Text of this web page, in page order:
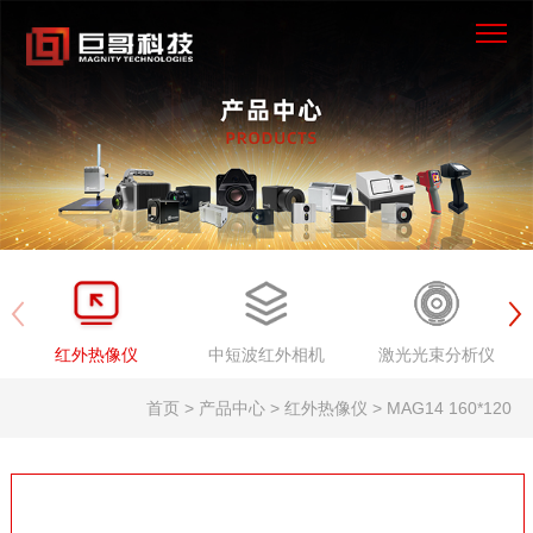
×
首页
产品中心
关于我们
红外热像仪 中短波红外相机 激光光束分析仪
首页 > 产品中心 > 红外热像仪 > MAG14 160*120